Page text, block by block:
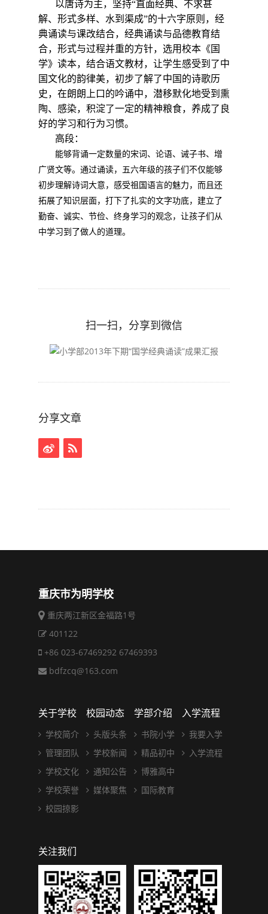
以唐诗为主，坚持“直面经典、不求甚
解、形式多样、水到渠成”的十六字原则，经
典诵读与课改结合，经典诵读与品德教育结
合，形式与过程并重的方针，选用校本《国
学》读本， 结合语文教材，让学生感受到了中
国文化的韵律美，初步了解了中国的诗歌历
史，在朗朗上口的吟诵中，潜移默化地受到熏
陶、感染，积淀了一定的精神粮食，养成了良
好的学习和行为习惯。
高段：
能够背诵一定数量的宋词、论语、诫子书、增
广贤文等。 通过诵读，五六年级的孩子们不仅能够
初步理解诗词大意，感受祖国语言的魅力，而且还
拓展了知识层面，打下了扎实的文字功底， 建立了
勤奋、诚实、节俭、终身学习的观念，让孩子们从
中学习到了做人的道理。
扫一扫，分享到微信
分享文章
重庆市为明学校
重庆两江新区金福路1号
401122
+86 023-67469292 67469393
bdfzcq@163.com
关于学校
学校简介
管理团队
学校文化
学校荣誉
校园掠影
校园动态
头版头条
学校新闻
通知公告
媒体聚焦
学部介绍
书院小学
精品初中
博雅高中
国际教育
入学流程
我要入学
入学流程
关注我们